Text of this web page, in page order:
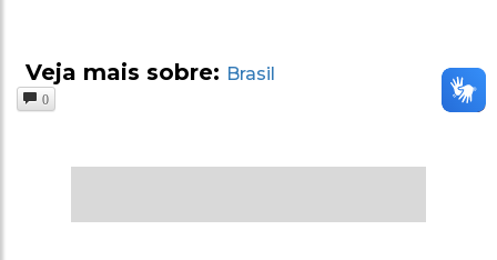
Veja mais sobre: Brasil
0